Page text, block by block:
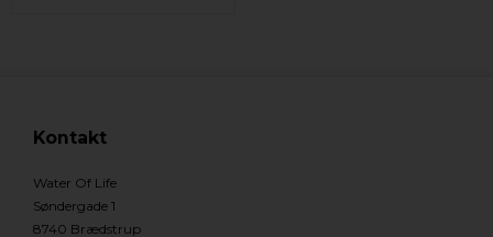
Kontakt
Water Of Life
Søndergade 1
8740 Brædstrup